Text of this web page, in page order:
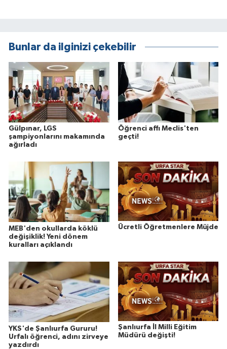
Bunlar da ilginizi çekebilir
Gülpınar, LGS
şampiyonlarını makamında
ağırladı
Öğrenci affı Meclis'ten
geçti!
MEB'den okullarda köklü
değişiklik! Yeni dönem
kuralları açıklandı
Ücretli Öğretmenlere Müjde
YKS'de Şanlıurfa Gururu!
Urfalı öğrenci, adını zirveye
yazdırdı
Şanlıurfa İl Milli Eğitim
Müdürü değişti!